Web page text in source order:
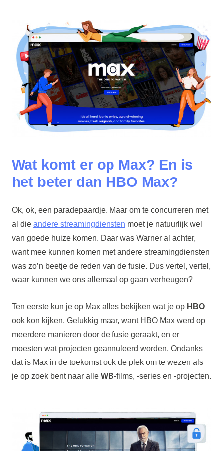
Wat komt er op Max? En is
het beter dan HBO Max?
Ok, ok, een paradepaardje. Maar om te concurreren met
al die andere streamingdiensten moet je natuurlijk wel
van goede huize komen. Daar was Warner al achter,
want mee kunnen komen met andere streamingdiensten
was zo’n beetje de reden van de fusie. Dus vertel, vertel,
waar kunnen we ons allemaal op gaan verheugen?
Ten eerste kun je op Max alles bekijken wat je op HBO
ook kon kijken. Gelukkig maar, want HBO Max werd op
meerdere manieren door de fusie geraakt, en er
moesten wat projecten geannuleerd worden. Ondanks
dat is Max in de toekomst ook de plek om te wezen als
je op zoek bent naar alle WB-films, -series en -projecten.